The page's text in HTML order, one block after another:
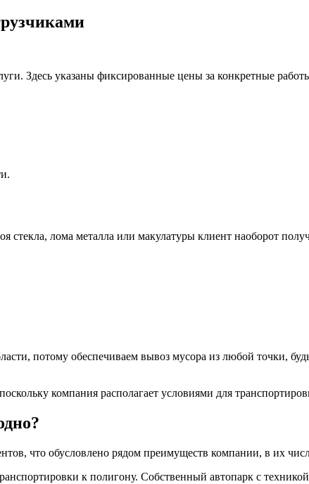
Здесь указаны фиксированные цены за конкретные
стекла, лома металла или макулатуры клиент наоборот
потому обеспечиваем вывоз мусора из любой точки,
компания располагает условиями для
что обусловлено рядом преимуществ компании, в их
к полигону. Собственный автопарк с